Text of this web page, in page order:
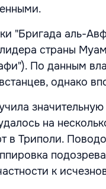
"Бригада аль-
страны
По данным
однако
на
в Триполи.
к